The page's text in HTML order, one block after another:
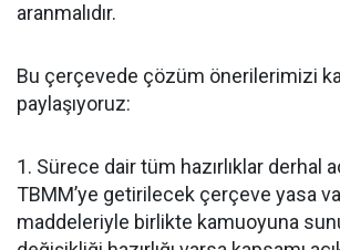
aranmalıdır.
Bu çerçevede çözüm önerilerimizi
paylaşıyoruz:
1. Sürece dair tüm hazırlıklar derhal
TBMM’ye getirilecek çerçeve yasa
maddeleriyle birlikte kamuoyuna